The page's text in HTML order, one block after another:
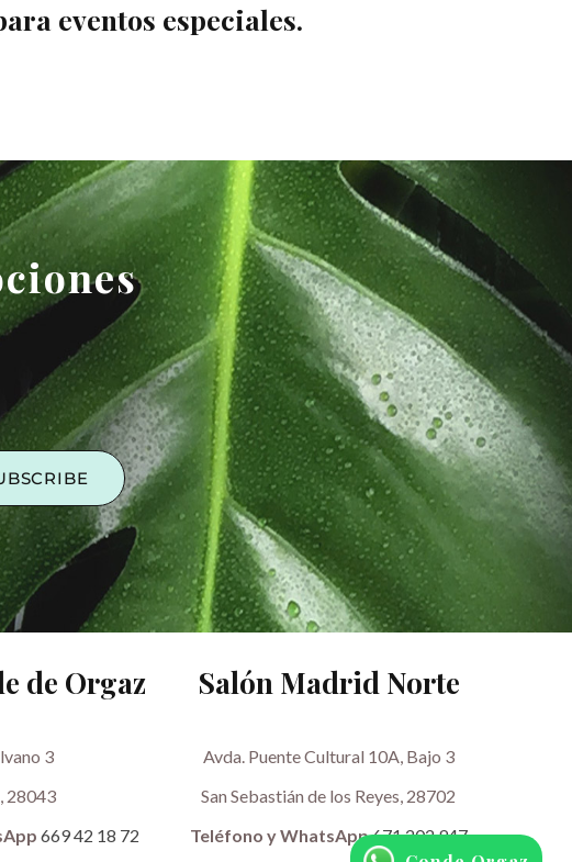
eventos especiales.
de Orgaz
3
28043
669 42 18 72
Salón Madrid Norte
Avda. Puente Cultural 10A, Bajo 3
San Sebastián de los Reyes, 28702
Teléfono y WhatsApp671 202 947